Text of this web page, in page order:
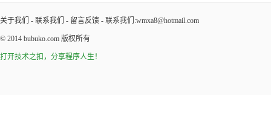
关于我们 - 联系我们 - 留言反馈 - 联系我们:wmxa8@hotmail.com
© 2014 bubuko.com 版权所有
打开技术之扣，分享程序人生！